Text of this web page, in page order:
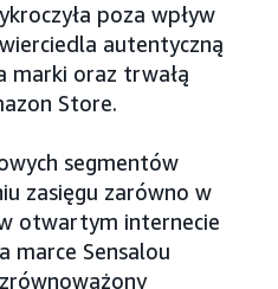
poza wpływ
autentyczną
marki oraz trwałą
Store.
segmentów
zasięgu zarówno w
otwartym internecie
marce Sensalou